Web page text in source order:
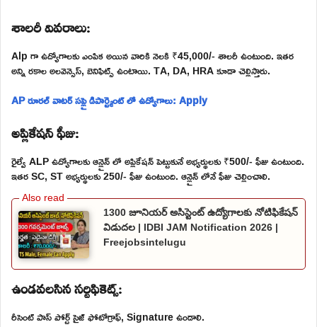
శాలరీ వివరాలు:
Alp గా ఉద్యోగాలకు ఎంపిక అయిన వారికి నెలకి ₹45,000/- శాలరీ ఉంటుంది. ఇతర
అన్ని రకాల అలవెన్సెస్, బెనిఫిట్స్ ఉంటాయి. TA, DA, HRA కూడా చెల్లిస్తారు.
AP రూరల్ వాటర్ సప్లై డిపార్ట్మెంట్ లో ఉద్యోగాలు: Apply
అప్లికేషన్ ఫీజు:
రైల్వే ALP ఉద్యోగాలకు ఆన్లైన్ లో అప్లికేషన్ పెట్టుకునే అభ్యర్థులకు ₹500/- ఫీజు ఉంటుంది.
ఇతర SC, ST అభ్యర్థులకు 250/- ఫీజు ఉంటుంది. ఆన్లైన్ లోనే ఫీజు చెల్లించాలి.
1300 జూనియర్ అసిస్టెంట్ ఉద్యోగాలకు నోటిఫికేషన్
విడుదల | IDBI JAM Notification 2026 |
Freejobsintelugu
ఉండవలసిన సర్టిఫికెట్స్:
రీసెంట్ పాస్ పోర్ట్ సైజ్ ఫోటోగ్రాఫ్, Signature ఉండాలి.